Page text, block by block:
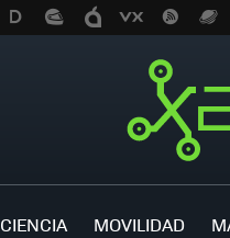
CIENCIA MOVILIDAD